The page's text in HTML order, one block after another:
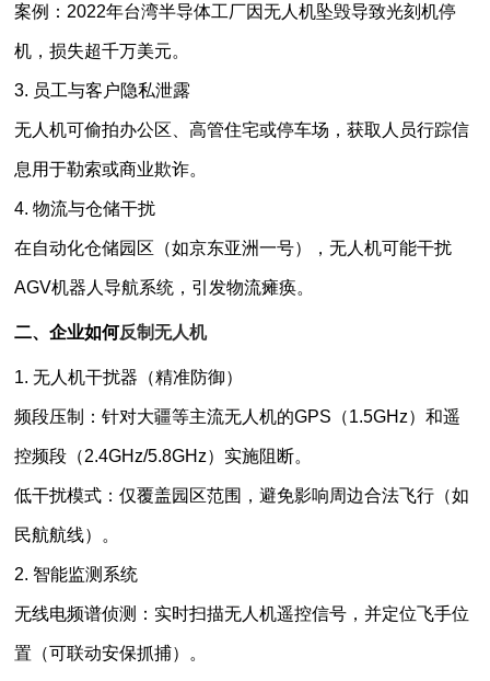
案例：2022年台湾半导体工厂因无人机坠毁导致光刻机停
机，损失超千万美元。
3. 员工与客户隐私泄露
无人机可偷拍办公区、高管住宅或停车场，获取人员行踪信
息用于勒索或商业欺诈。
4. 物流与仓储干扰
在自动化仓储园区（如京东亚洲一号），无人机可能干扰
AGV机器人导航系统，引发物流瘫痪。
二、企业如何反制无人机
1. 无人机干扰器（精准防御）
频段压制：针对大疆等主流无人机的GPS（1.5GHz）和遥
控频段（2.4GHz/5.8GHz）实施阻断。
低干扰模式：仅覆盖园区范围，避免影响周边合法飞行（如
民航航线）。
2. 智能监测系统
无线电频谱侦测：实时扫描无人机遥控信号，并定位飞手位
置（可联动安保抓捕）。